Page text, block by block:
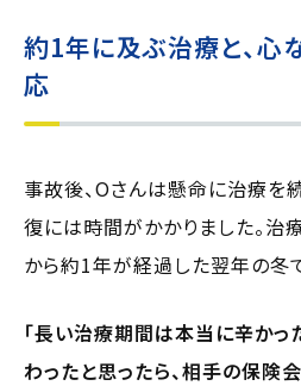
約1年に及ぶ治療と、心
応
事故後、Oさんは懸命に治療を
復には時間がかかりました。治
から約1年が経過した翌年の冬
「長い治療期間は本当に辛かっ
わったと思ったら、相手の保険